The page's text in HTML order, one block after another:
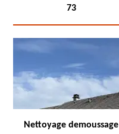
73
Nettoyage demoussage